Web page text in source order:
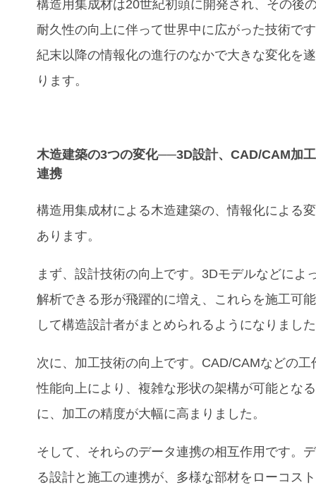
構造用集成材は20世紀初頭に開発され、その後
耐久性の向上に伴って世界中に広がった技術で
紀末以降の情報化の進行のなかで大きな変化を
ります。
木造建築の3つの変化──3D設計、CAD/CAM加
連携
構造用集成材による木造建築の、情報化による
あります。
まず、設計技術の向上です。3Dモデルなどによ
解析できる形が飛躍的に増え、これらを施工可
して構造設計者がまとめられるようになりまし
次に、加工技術の向上です。CAD/CAMなどの工
性能向上により、複雑な形状の架構が可能とな
に、加工の精度が大幅に高まりました。
そして、それらのデータ連携の相互作用です。
る設計と施工の連携が、多様な部材をローコス